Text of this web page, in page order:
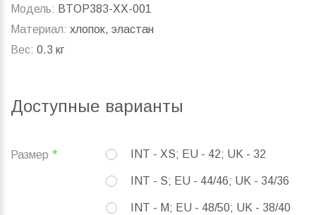
Модель: BTOP383-XX-001
Материал: хлопок, эластан
Вес: 0.3 кг
Доступные варианты
Размер INT - XS; EU - 42; UK - 32
INT - S; EU - 44/46; UK - 34/36
INT - M; EU - 48/50; UK - 38/40